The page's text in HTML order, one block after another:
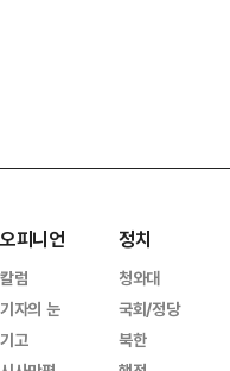
오피니언
칼럼
기자의 눈
기고
정치
청와대
국회/정당
북한